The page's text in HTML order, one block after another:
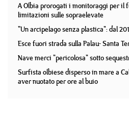
A Olbia prorogati i monitoraggi per il
limitazioni sulle sopraelevate
"Un arcipelago senza plastica": dal
Esce fuori strada sulla Palau- Santa
Nave merci "pericolosa" sotto
Surfista olbiese disperso in mare a
aver nuotato per ore al buio